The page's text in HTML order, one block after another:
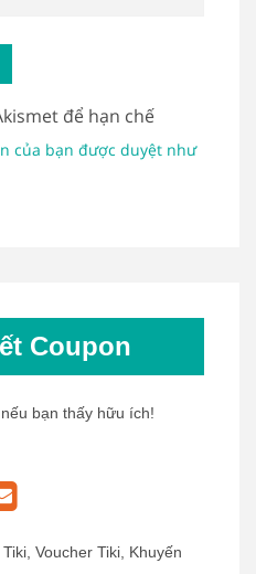
để hạn chế
của bạn được duyệt như
Coupon
bạn thấy hữu ích!
Voucher Tiki, Khuyến